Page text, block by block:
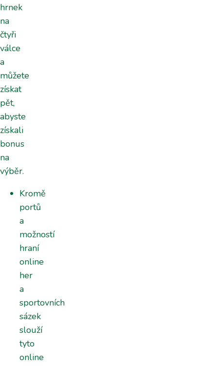
hrnek
na
čtyři
válce
a
můžete
získat
pět,
abyste
získali
bonus
na
výběr.
Kromě
portů
a
možností
hraní
online
her
a
sportovních
sázek
slouží
tyto
online